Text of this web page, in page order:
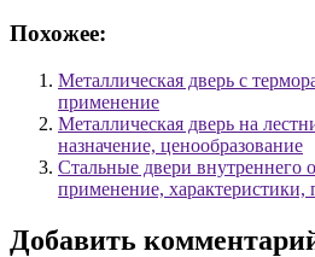
Похожее:
Металлическая дверь с
применение
Металлическая дверь на
назначение, ценообразование
Стальные двери внутреннего
применение,
Добавить